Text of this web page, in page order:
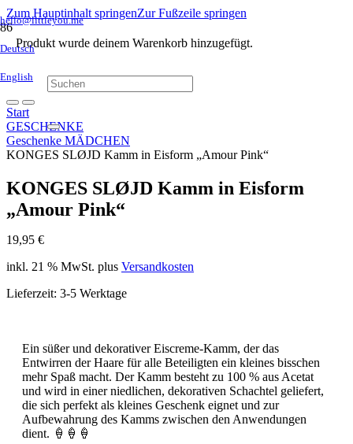
Zum Hauptinhalt springenZur Fußzeile springen
hello@littleyou.me
Deutsch
English
Produkt wurde deinem Warenkorb hinzugefügt.
Start
GESCHENKE
Geschenke MÄDCHEN
KONGES SLØJD Kamm in Eisform „Amour Pink“
KONGES SLØJD Kamm in Eisform
„Amour Pink“
19,95 €
inkl. 21 % MwSt. plus Versandkosten
Lieferzeit: 3-5 Werktage
Ein süßer und dekorativer Eiscreme-Kamm, der das
Entwirren der Haare für alle Beteiligten ein kleines bisschen
mehr Spaß macht. Der Kamm besteht zu 100 % aus Acetat
und wird in einer niedlichen, dekorativen Schachtel geliefert,
die sich perfekt als kleines Geschenk eignet und zur
Aufbewahrung des Kamms zwischen den Anwendungen
dient. 🍦🍦🍦